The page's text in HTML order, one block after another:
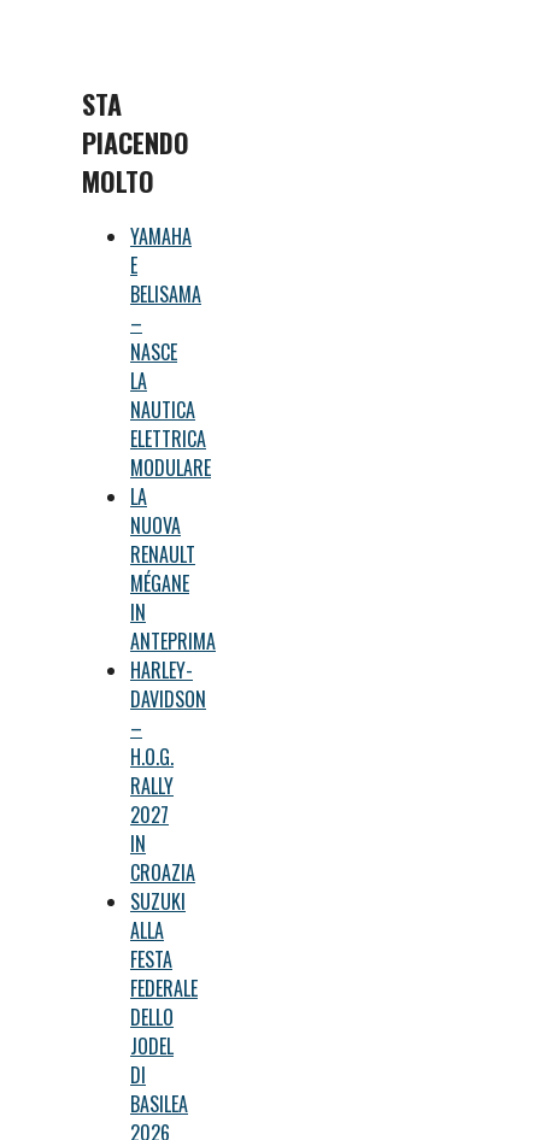
STA
PIACENDO
MOLTO
YAMAHA
E
BELISAMA
–
NASCE
LA
NAUTICA
ELETTRICA
MODULARE
LA
NUOVA
RENAULT
MÉGANE
IN
ANTEPRIMA
HARLEY-
DAVIDSON
–
H.O.G.
RALLY
2027
IN
CROAZIA
SUZUKI
ALLA
FESTA
FEDERALE
DELLO
JODEL
DI
BASILEA
2026